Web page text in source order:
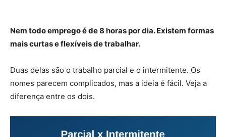
Nem todo emprego é de 8 horas por dia. Existem formas
mais curtas e flexíveis de trabalhar.
Duas delas são o trabalho parcial e o intermitente. Os
nomes parecem complicados, mas a ideia é fácil. Veja a
diferença entre os dois.